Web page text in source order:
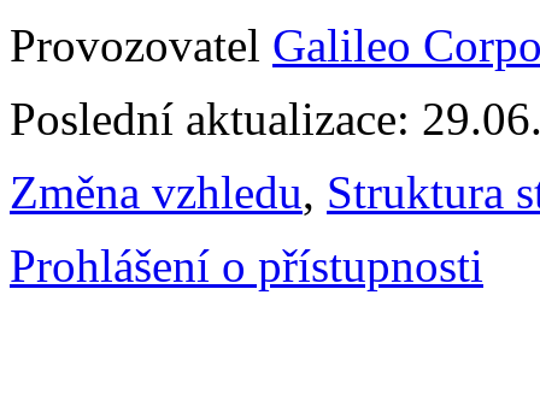
Provozovatel Galileo
Poslední aktualizace:
Změna vzhledu, Struktura
Prohlášení o přístupnosti